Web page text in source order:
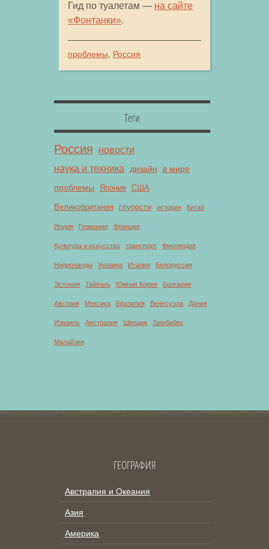
Гид по туалетам — на сайте
«Фонтанки».
проблемы, Россия
Теги
Россия
новости
наука и техника
дизайн
в мире
проблемы
Япония США
Великобритания глупости история Китай
Индия Германия Франция
Культура и искусство транспорт Финляндия
Нидерланды Украина Италия Белоруссия
Эстония Тайвань Южная Корея Болгария
Австрия Мексика Бразилия Венесуэла Дания
Израиль Австралия Швеция Зимбабве
Малайзия
ГЕОГРАФИЯ
Австралия и Океания
Азия
Америка